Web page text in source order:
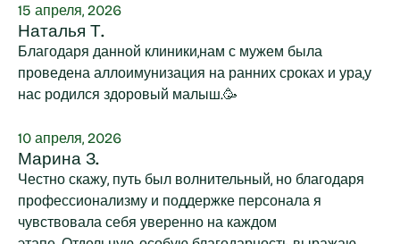
15 апреля, 2026
Наталья Т.
Благодаря данной клиники,нам с мужем была
проведена аллоимунизация на ранних сроках и ура,у
нас родился здоровый малыш.🥳
10 апреля, 2026
Марина З.
Честно скажу, путь был волнительный, но благодаря
профессионализму и поддержке персонала я
чувствовала себя уверенно на каждом